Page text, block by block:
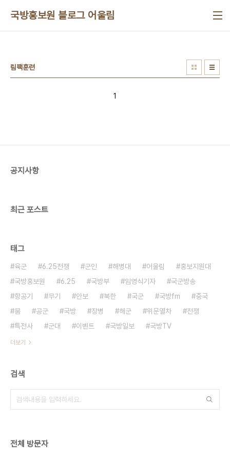
국방홍보원 블로그 어울림
림팩훈련
1
공지사항
최근 포스트
태그
육군 6.25전쟁 군인 해병대 어울림
홍보지원대
국방홍보원
6.25 국방부 임영식기자
국군방송
항공기
무기 안보 북한 국군 국방fm
중국
붐
공군 국방 장병 해군 위문열차
전쟁
특전사
군대 이벤트 국방일보 국방TV
더보기
검색
전체 방문자